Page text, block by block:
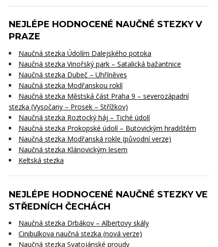
NEJLÉPE HODNOCENÉ NAUČNÉ STEZKY V
PRAZE
Naučná stezka Údolím Dalejského potoka
Naučná stezka Vinořský park – Satalická bažantnice
Naučná stezka Dubeč – Uhříněves
Naučná stezka Modřanskou roklí
Naučná stezka Městská část Praha 9 – severozápadní
stezka (Vysočany – Prosek – Střížkov)
Naučná stezka Roztocký háj – Tiché údolí
Naučná stezka Prokopské údolí – Butovickým hradištěm
Naučná stezka Modřanská rokle (původní verze)
Naučná stezka Klánovickým lesem
Keltská stezka
NEJLÉPE HODNOCENÉ NAUČNÉ STEZKY VE
STŘEDNÍCH ČECHÁCH
Naučná stezka Drbákov – Albertovy skály
Cinibulkova naučná stezka (nová verze)
Naučná stezka Svatojánské proudy